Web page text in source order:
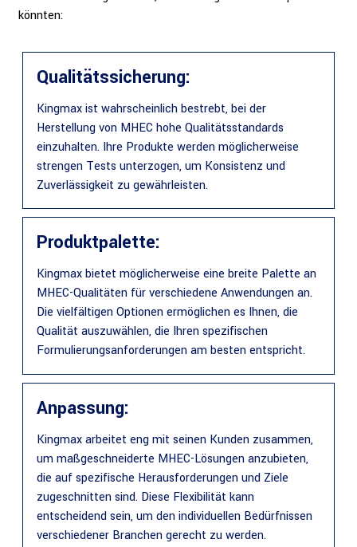
könnten:
Qualitätssicherung:
Kingmax ist wahrscheinlich bestrebt, bei der
Herstellung von MHEC hohe Qualitätsstandards
einzuhalten. Ihre Produkte werden möglicherweise
strengen Tests unterzogen, um Konsistenz und
Zuverlässigkeit zu gewährleisten.
Produktpalette:
Kingmax bietet möglicherweise eine breite Palette an
MHEC-Qualitäten für verschiedene Anwendungen an.
Die vielfältigen Optionen ermöglichen es Ihnen, die
Qualität auszuwählen, die Ihren spezifischen
Formulierungsanforderungen am besten entspricht.
Anpassung:
Kingmax arbeitet eng mit seinen Kunden zusammen,
um maßgeschneiderte MHEC-Lösungen anzubieten,
die auf spezifische Herausforderungen und Ziele
zugeschnitten sind. Diese Flexibilität kann
entscheidend sein, um den individuellen Bedürfnissen
verschiedener Branchen gerecht zu werden.